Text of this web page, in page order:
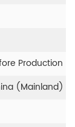
Production
(Mainland)